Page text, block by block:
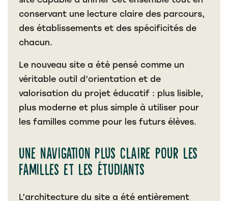
conservant une lecture claire des parcours,
des établissements et des spécificités de
chacun.
Le nouveau site a été pensé comme un
véritable outil d’orientation et de
valorisation du projet éducatif : plus lisible,
plus moderne et plus simple à utiliser pour
les familles comme pour les futurs élèves.
Une navigation plus claire pour les
familles et les étudiants
L’architecture du site a été entièrement